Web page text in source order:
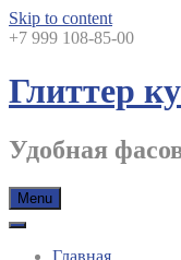
Skip to content
+7 999 108-85-00
Глиттер
Удобная
Menu
Главная